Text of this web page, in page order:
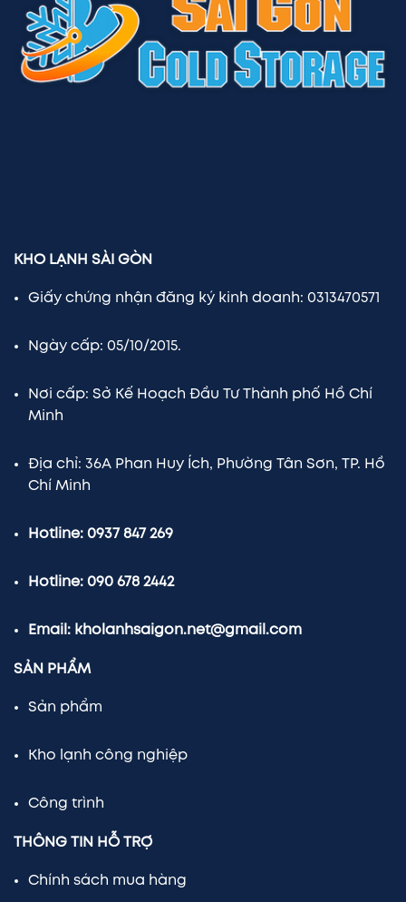
KHO LẠNH SÀI GÒN
Giấy chứng nhận đăng ký kinh doanh: 0313470571
Ngày cấp: 05/10/2015.
Nơi cấp: Sở Kế Hoạch Đầu Tư Thành phố Hồ Chí
Minh
Địa chỉ: 36A Phan Huy Ích, Phường Tân Sơn, TP. Hồ
Chí Minh
Hotline: 0937 847 269
Hotline: 090 678 2442
Email: kholanhsaigon.net@gmail.com
SẢN PHẨM
Sản phẩm
Kho lạnh công nghiệp
Công trình
THÔNG TIN HỖ TRỢ
Chính sách mua hàng